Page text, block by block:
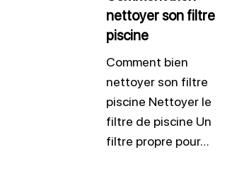
nettoyer son filtre
piscine
Comment bien
nettoyer son filtre
piscine Nettoyer le
filtre de piscine Un
filtre propre pour…